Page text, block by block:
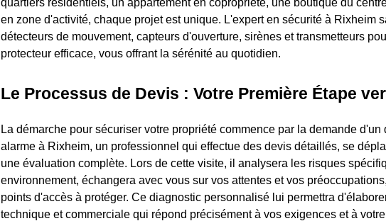
en zone d'activité, chaque projet est unique. L'expert en sécurité à Rixheim
détecteurs de mouvement, capteurs d'ouverture, sirènes et transmetteurs
protecteur efficace, vous offrant la sérénité au quotidien.
Le Processus de Devis : Votre Première Étape
La démarche pour sécuriser votre propriété commence par la demande
alarme à Rixheim, un professionnel qui effectue des devis détaillés, se
une évaluation complète. Lors de cette visite, il analysera les risques
environnement, échangera avec vous sur vos attentes et vos
points d'accès à protéger. Ce diagnostic personnalisé lui permettra
technique et commerciale qui répond précisément à vos exigences et à